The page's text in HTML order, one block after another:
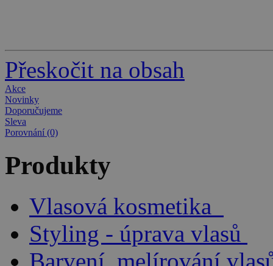
Přeskočit na obsah
Akce
Novinky
Doporučujeme
Sleva
Porovnání (0)
Produkty
Vlasová kosmetika
Styling - úprava vlasů